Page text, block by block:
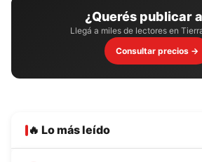
¿Querés publicar
Llegá a miles de lectores en
Consultar precios →
🔥 Lo más leído